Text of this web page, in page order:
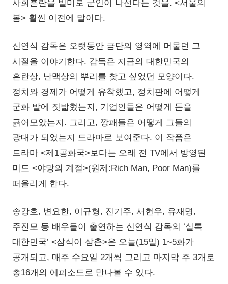
사회혼란을 빌미로 군인이 나선다는 것을. <서울의
봄> 훨씬 이전에 말이다.
신연식 감독은 오랫동안 금단의 영역에 머물던 그
시절을 이야기한다. 감독은 지금의 대한민국의
혼란상, 난맥상의 뿌리를 찾고 싶었던 모양이다.
정치와 경제가 어떻게 유착했고, 정치판에 어떻게
군화 발에 짓밟혔는지, 기업인들은 어떻게 돈을
긁어모았는지. 그리고, 깡패들은 어떻게 그들의
광대가 되었는지 드라마로 보여준다. 이 작품은
드라마 <제1공화국>보다는 오래 전 TV에서 방영된
미드 <야망의 계절>(원제:Rich Man, Poor Man)를
떠올리게 한다.
송강호, 변요한, 이규형, 진기주, 서현우, 유재명,
주진모 등 배우들이 출연하는 신연식 감독의 ‘실록
대한민국’ <삼식이 삼촌>은 오늘(15일) 1~5화가
공개되고, 매주 수요일 2개씩 그리고 마지막 주 3개로
총16개의 에피소드로 만나볼 수 있다.